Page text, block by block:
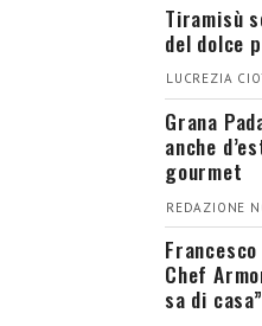
Tiramisù
del dolce
LUCREZIA
Grana
anche
gourmet
REDAZIONE
Chef
sa di casa”